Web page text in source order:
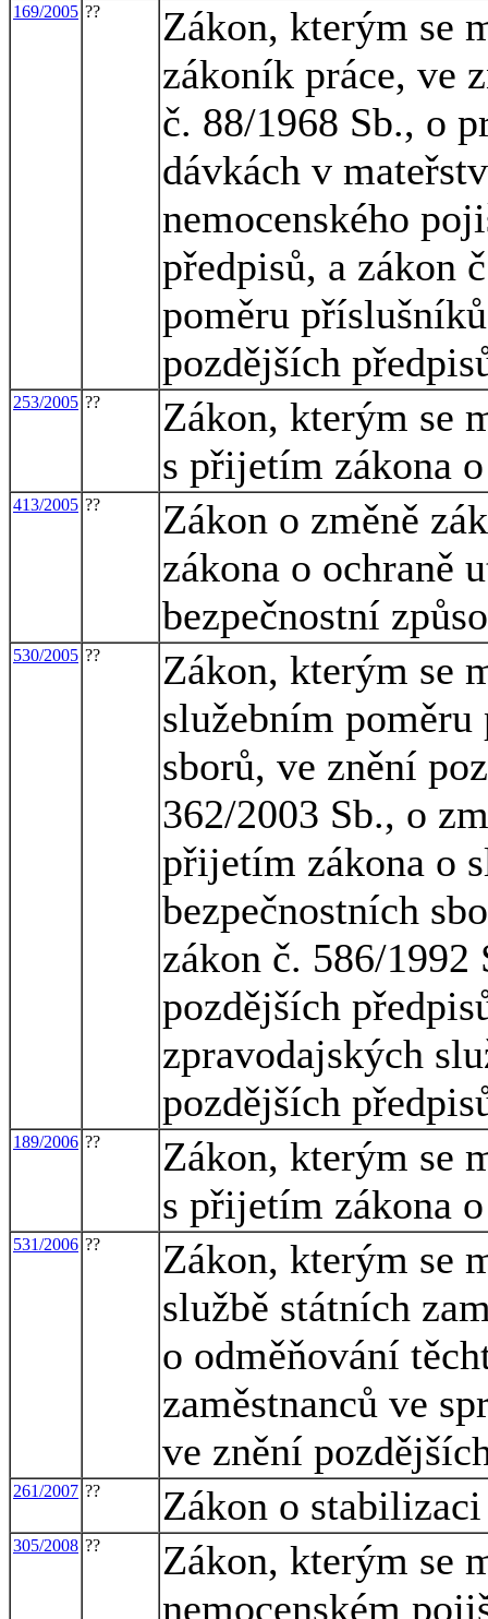
169/2005 ??
Zákon, kterým se
zákoník práce, ve
č. 88/1968 Sb., o
dávkách v
nemocenského
předpisů, a zákon
poměru
pozdějších
253/2005 ??
Zákon, kterým se
s přijetím zákona
413/2005 ??
Zákon o změně
zákona o ochraně
bezpečnostní
530/2005 ??
Zákon, kterým se
služebním
sborů, ve znění
362/2003 Sb., o
přijetím zákona o
bezpečnostních
zákon č. 586/
pozdějších
zpravodajských
pozdějších
189/2006 ??
Zákon, kterým se
s přijetím zákona
531/2006 ??
Zákon, kterým se
službě státních
o odměňování
zaměstnanců ve
ve znění
261/2007 ?? Zákon o
305/2008 ??
Zákon, kterým se
nemocenském